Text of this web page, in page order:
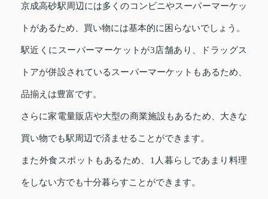
京成高砂駅周辺には多くのコンビニやスーパーマーケッ
トがあるため、買い物には基本的に困らないでしょう。
駅近くにスーパーマーケットが3店舗あり、ドラッグス
トアが併設されているスーパーマーケットもあるため、
品揃えは豊富です。
さらに家電量販店や大型の商業施設もあるため、大きな
買い物でも駅周辺で済ませることができます。
また外食スポットもあるため、1人暮らしであまり料理
をしない方でも十分暮らすことができます。